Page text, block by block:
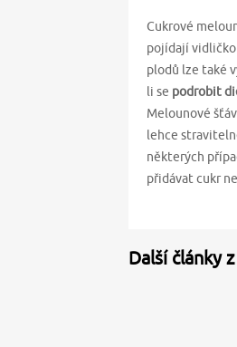
Cukrové
pojídají
plodů lze také
li se podrobit
Melounové
lehce
některých
přidávat cukr
Další články